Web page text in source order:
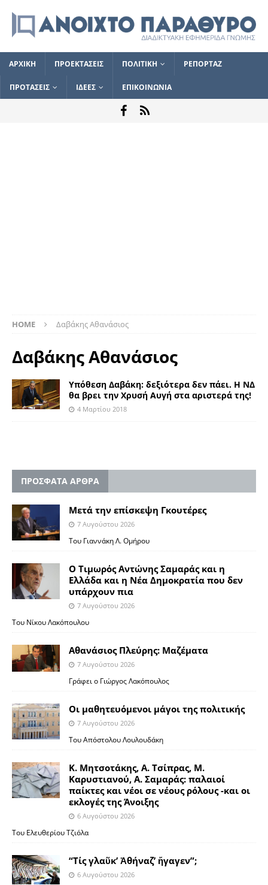
ΑΡΧΙΚΗ ΠΡΟΕΚΤΑΣΕΙΣ ΠΟΛΙΤΙΚΗ ΡΕΠΟΡΤΑΖ
ΠΡΟΤΑΣΕΙΣ ΙΔΕΕΣ ΕΠΙΚΟΙΝΩΝΙΑ
HOME Δαβάκης Αθανάσιος
Δαβάκης Αθανάσιος
Υπόθεση Δαβάκη: δεξιότερα δεν πάει. Η ΝΔ
θα βρει την Χρυσή Αυγή στα αριστερά της!
4 Μαρτίου 2018
ΠΡΟΣΦΑΤΑ ΑΡΘΡΑ
Μετά την επίσκεψη Γκουτέρες
7 Αυγούστου 2026
Του Γιαννάκη Λ. Ομήρου
Ο Τιμωρός Αντώνης Σαμαράς και η
Ελλάδα και η Νέα Δημοκρατία που δεν
υπάρχουν πια
7 Αυγούστου 2026
Του Νίκου Λακόπουλου
Αθανάσιος Πλεύρης: Μαζέματα
7 Αυγούστου 2026
Γράφει ο Γιώργος Λακόπουλος
Οι μαθητευόμενοι μάγοι της πολιτικής
7 Αυγούστου 2026
Του Απόστολου Λουλουδάκη
Κ. Μητσοτάκης, Α. Τσίπρας, Μ.
Καρυστιανού, Α. Σαμαράς: παλαιοί
παίκτες και νέοι σε νέους ρόλους -και οι
εκλογές της Άνοιξης
6 Αυγούστου 2026
Του Ελευθερίου Τζιόλα
“Τίς γλαῦκ’ Ἀθήναζ’ ἤγαγεν”;
6 Αυγούστου 2026